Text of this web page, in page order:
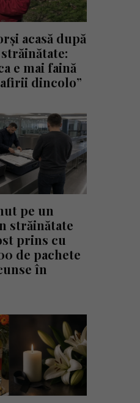
acasă după
e mai faină
dincolo”
pe un
străinătate
prins cu
de pachete
în